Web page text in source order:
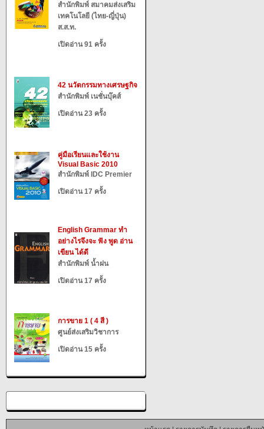
สำนักพิมพ์ สมาคมส่งเสริม
เทคโนโลยี (ไทย-ญี่ปุ่น)
ส.ส.ท.
เปิดอ่าน 91 ครั้ง
42 นวัตกรรมทางเศรษฐกิจ
สำนักพิมพ์ เนชั่นบุ๊คส์
เปิดอ่าน 23 ครั้ง
คู่มือเรียนและใช้งาน
Visual Basic 2010
สำนักพิมพ์ IDC Premier
เปิดอ่าน 17 ครั้ง
English Grammar ทำ
อย่างไรจึงจะ ฟัง พูด อ่าน
เขียน ได้ดี
สำนักพิมพ์ น้ำฝน
เปิดอ่าน 17 ครั้ง
การขาย 1 ( 4 สี )
ศูนย์ส่งเสริมวิชาการ
เปิดอ่าน 15 ครั้ง